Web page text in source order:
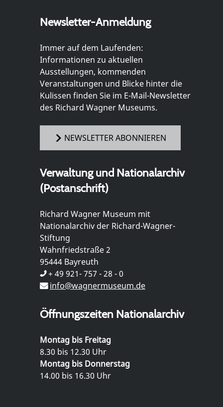
Newsletter-Anmeldung
Immer auf dem Laufenden:
Informationen zu aktuellen
Ausstellungen, kommenden
Veranstaltungen und Blicke hinter die
Kulissen finden Sie im E-Mail-Newsletter
des Richard Wagner Museums.
NEWSLETTER ABONNIEREN
Verwaltung und Nationalarchiv
(Postanschrift)
Richard Wagner Museum mit
Nationalarchiv der Richard-Wagner-
Stiftung
Wahnfriedstraße 2
95444 Bayreuth
+ 49 921- 757 - 28 - 0
info@wagnermuseum.de
Öffnungszeiten Nationalarchiv
Montag bis Freitag
8.30 bis 12.30 Uhr
Montag bis Donnerstag
14.00 bis 16.30 Uhr